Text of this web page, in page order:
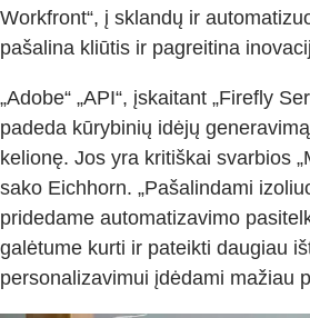
Workfront“, į sklandų ir
pašalina kliūtis ir pagreitina
„Adobe“ „API“, įskaitant „Firefly
padeda kūrybinių idėjų
kelionę. Jos yra kritiškai svarbios
sako Eichhorn. „Pašalindami
pridedame automatizavimo
galėtume kurti ir pateikti daugiau
personalizavimui įdėdami mažiau